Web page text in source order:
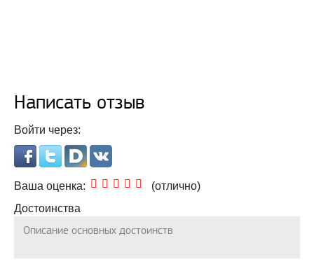
Написать отзыв
Войти через:
Ваша оценка: 5,0
(отлично)
Достоинства